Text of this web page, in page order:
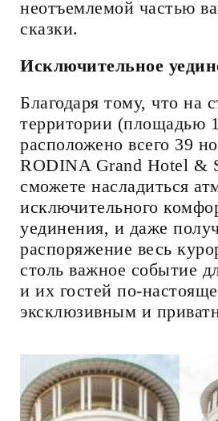
неотъемлемой частью
сказки.
Исключительное
Благодаря тому, что на
территории (площадью
расположено всего 39
RODINA Grand Hotel &
сможете насладиться
исключительного
уединения, и даже
распоряжение весь
столь важное событие
и их гостей по-
эксклюзивным и